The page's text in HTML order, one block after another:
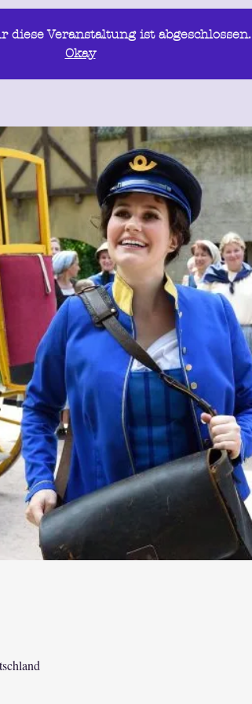
diese Veranstaltung ist abgeschlossen.
Okay